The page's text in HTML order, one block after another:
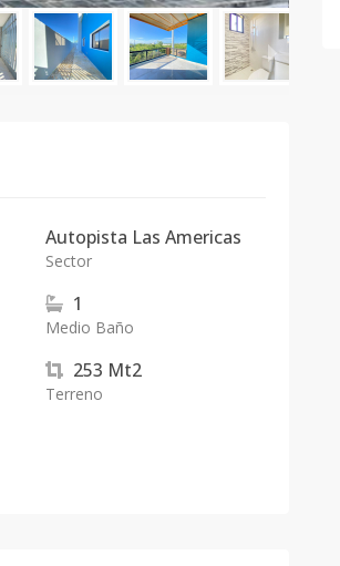
Autopista Las Americas
Sector
1
Medio Baño
253 Mt2
Terreno